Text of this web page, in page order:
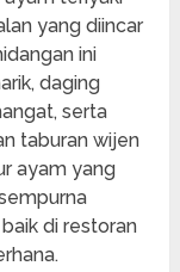
yang diincar
ini
daging
serta
taburan wijen
ayam yang
di restoran